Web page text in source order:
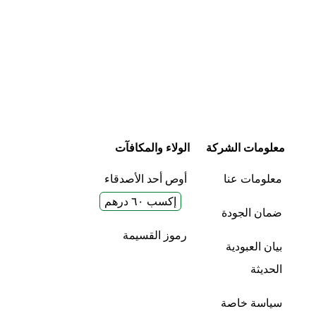
معلومات الشركة
معلومات عنا
ضمان الجودة
بيان العبودية
الحديثة
سياسة خاصة
الولاء والمكافآت
أوص أحد الأصدقاء
إكسب ٦٠ درهم
رموز القسيمة